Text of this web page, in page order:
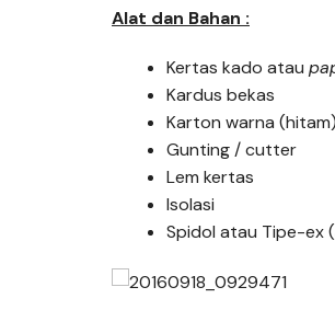
Alat dan Bahan :
Kertas kado atau
Kardus bekas
Karton warna (hitam)
Gunting / cutter
Lem kertas
Isolasi
Spidol atau Tipe-ex (